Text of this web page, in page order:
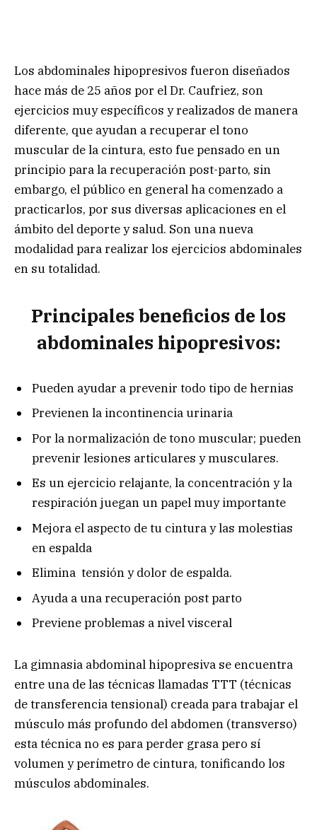
Los abdominales hipopresivos fueron diseñados
hace más de 25 años por el Dr. Caufriez, son
ejercicios muy específicos y realizados de manera
diferente, que ayudan a recuperar el tono
muscular de la cintura, esto fue pensado en un
principio para la recuperación post-parto, sin
embargo, el público en general ha comenzado a
practicarlos, por sus diversas aplicaciones en el
ámbito del deporte y salud. Son una nueva
modalidad para realizar los ejercicios abdominales
en su totalidad.
Principales beneficios de los
abdominales hipopresivos:
Pueden ayudar a prevenir todo tipo de hernias
Previenen la incontinencia urinaria
Por la normalización de tono muscular; pueden
prevenir lesiones articulares y musculares.
Es un ejercicio relajante, la concentración y la
respiración juegan un papel muy importante
Mejora el aspecto de tu cintura y las molestias
en espalda
Elimina tensión y dolor de espalda.
Ayuda a una recuperación post parto
Previene problemas a nivel visceral
La gimnasia abdominal hipopresiva se encuentra
entre una de las técnicas llamadas TTT (técnicas
de transferencia tensional) creada para trabajar el
músculo más profundo del abdomen (transverso)
esta técnica no es para perder grasa pero sí
volumen y perímetro de cintura, tonificando los
músculos abdominales.